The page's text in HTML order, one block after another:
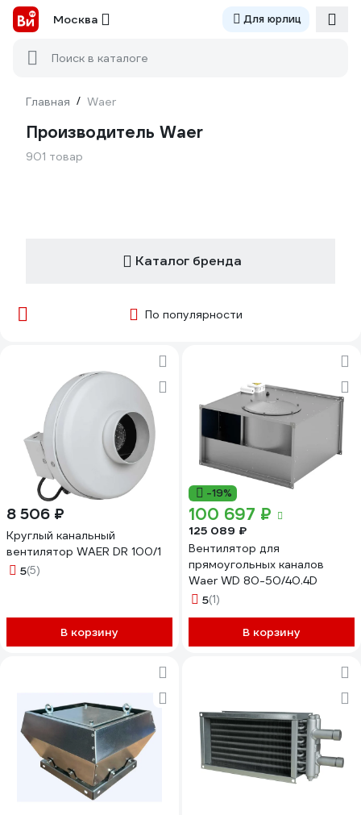
Москва Для юрлиц
Поиск в каталоге
Главная / Waer
Производитель Waer
901 товар
Каталог бренда
По популярности
8 506 ₽
Круглый канальный
вентилятор WAER DR 100/1
5(5)
В корзину
-19%
100 697 ₽
125 089 ₽
Вентилятор для
прямоугольных каналов
Waer WD 80-50/40.4D
5(1)
В корзину